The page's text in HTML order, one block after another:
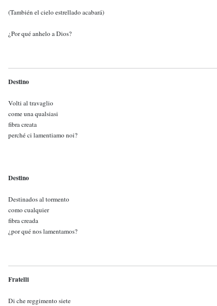
(También el cielo estrellado acabará)
¿Por qué anhelo a Dios?
Destino
Volti al travaglio
come una qualsiasi
fibra creata
perché ci lamentiamo noi?
Destino
Destinados al tormento
como cualquier
fibra creada
¿por qué nos lamentamos?
Fratelli
Di che reggimento siete